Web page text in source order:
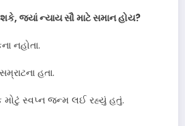
જ્યાં ન્યાય સૌ માટે સમાન હોય?
નહોતા.
હતા.
મોટું સ્વપ્ન જન્મ લઈ રહ્યું હતું.